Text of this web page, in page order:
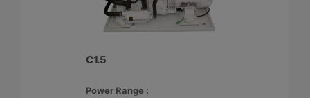
C1.5
Power Range :